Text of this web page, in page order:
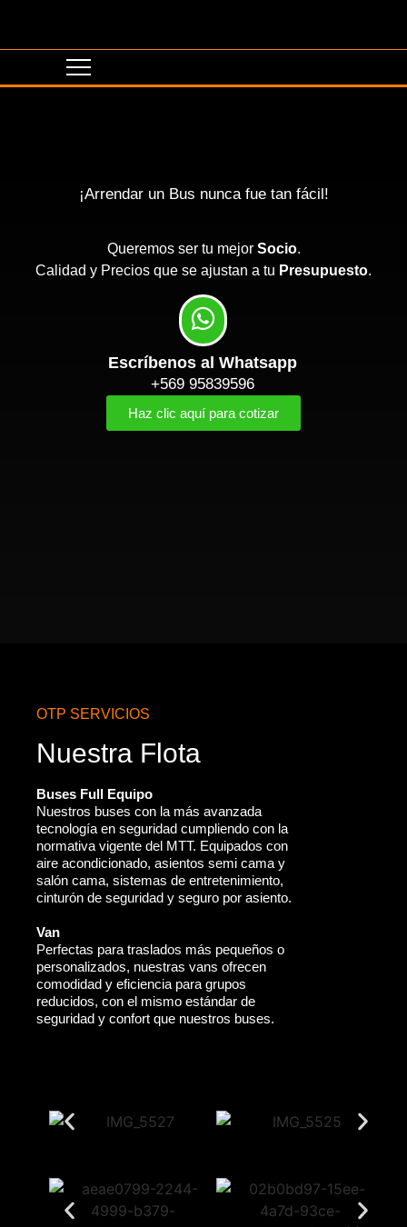
¡Arrendar un Bus nunca fue tan fácil!
Queremos ser tu mejor Socio.
Calidad y Precios que se ajustan a tu Presupuesto.
Escríbenos al Whatsapp
+569 95839596
Haz clic aquí para cotizar
OTP SERVICIOS
Nuestra Flota
Buses Full Equipo
Nuestros buses con la más avanzada
tecnología en seguridad cumpliendo con la
normativa vigente del MTT. Equipados con
aire acondicionado, asientos semi cama y
salón cama, sistemas de entretenimiento,
cinturón de seguridad y seguro por asiento.
Van
Perfectas para traslados más pequeños o
personalizados, nuestras vans ofrecen
comodidad y eficiencia para grupos
reducidos, con el mismo estándar de
seguridad y confort que nuestros buses.